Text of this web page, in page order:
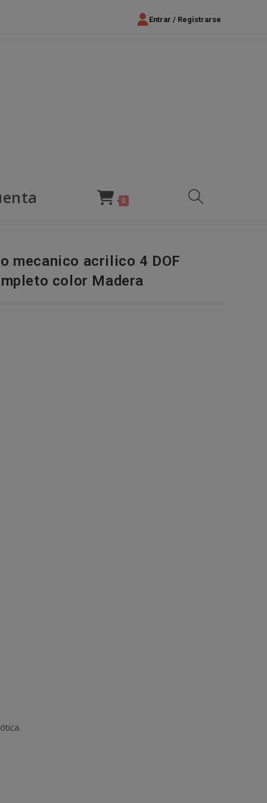
Entrar / Registrarse
0 Alternar
mecanico acrilico 4 DOF
color Madera